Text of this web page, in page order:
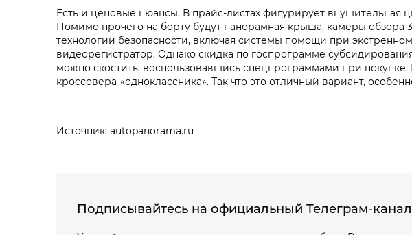
Есть и ценовые нюансы. В прайс-листах фигурирует
Помимо прочего на борту будут панорамная крыша, камеры обзора
технологий безопасности, включая системы помощи при
видеорегистратор. Однако скидка по госпрограмме
можно скостить, воспользовавшись спецпрограммами при
кроссовера-«одноклассника». Так что это отличный вариант,
Источник: autopanorama.ru
Подписывайтесь на официальный Телеграм-канал